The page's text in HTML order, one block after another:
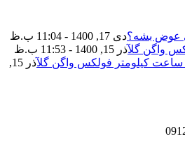
عوض بشه؟دی 17, 1400 - 11:04 ب.ظ
واگن گلآذر 15, 1400 - 11:53 ب.ظ
کیلومتر فولکس واگن گل
آذر 15,